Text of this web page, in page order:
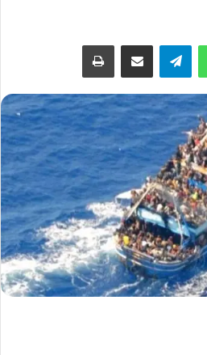
واتساب تيلقرام مشاركة عبر البريد طباعة